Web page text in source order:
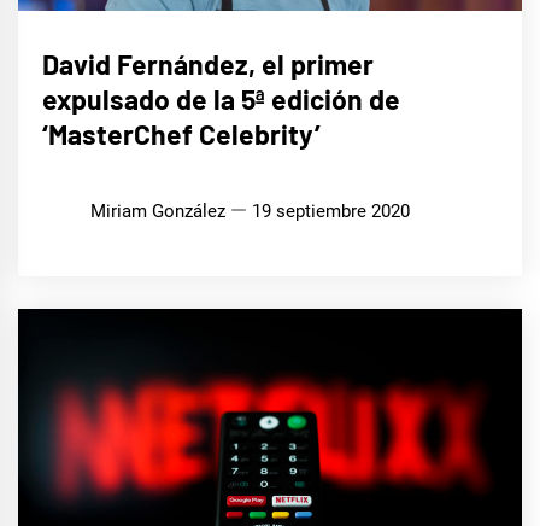
SERIES
Y TV
David Fernández, el primer
expulsado de la 5ª edición de
‘MasterChef Celebrity’
Miriam González 19 septiembre 2020